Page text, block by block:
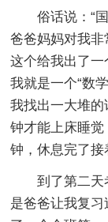
俗话说：“
爸爸妈妈对我非
这个给我出了
我就是一个“数
我找出一大堆
钟才能上床睡
钟，休息完了接
到了第二
是爸爸让我复